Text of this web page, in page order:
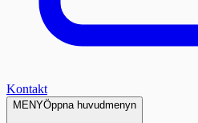
Kontakt
MENYÖppna huvudmenyn